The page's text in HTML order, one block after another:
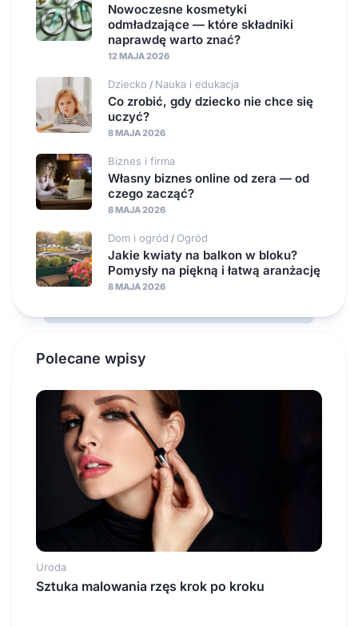
Nowoczesne kosmetyki
odmładzające — które składniki
naprawdę warto znać?
12 MAJA 2026
Dziecko / Nauka i edukacja
Co zrobić, gdy dziecko nie chce się
uczyć?
8 MAJA 2026
Biznes i firma
Własny biznes online od zera — od
czego zacząć?
8 MAJA 2026
Dom i ogród / Ogród
Jakie kwiaty na balkon w bloku?
Pomysły na piękną i łatwą aranżację
8 MAJA 2026
Polecane wpisy
Uroda
Sztuka malowania rzęs krok po kroku